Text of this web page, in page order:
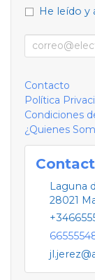
He leído y
Contacto
Política
Condiciones
¿Quienes
Laguna
28021